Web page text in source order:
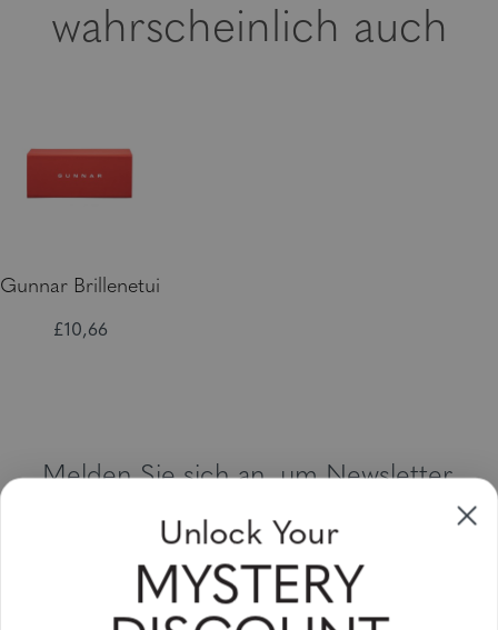
wahrscheinlich auch
Gunnar Brillenetui
£10,66
Melden Sie sich an, um Newsletter,
Sonderangebote und Gutscheine zu
erhalten
Bitte geben Sie Ihre E-Mail Adresse ein und abonnieren Sie!
Unlock Your
MYSTERY